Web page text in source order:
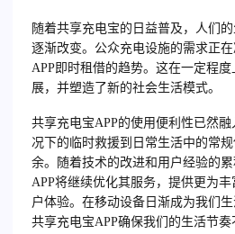
随着共享充电宝的日益普及，人们
逐渐改变。公众充电设施的需求正
APP即时租借的趋势。这在一定程
展，并塑造了新的社会生活模式。
共享充电宝APP的使用便利性已然
况下的临时救援到日常生活中的常
余。随着技术的改进和用户经验的
APP将继续优化其服务，提供更为
户体验。在移动设备日渐成为我们生
共享充电宝APP确保我们的生活节